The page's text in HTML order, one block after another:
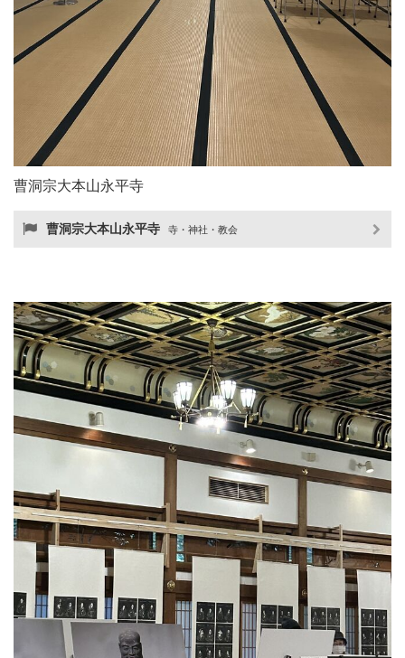
曹洞宗大本山永平寺
曹洞宗大本山永平寺 寺・神社・教会